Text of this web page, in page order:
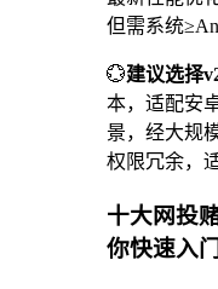
但需系统
💮建议选择
本，适配安
景，经大规
权限冗余，
十大网投
你快速入门